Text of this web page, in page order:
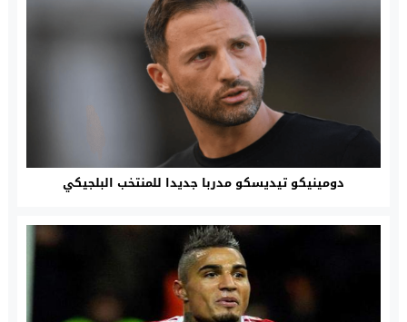
دومينيكو تيديسكو مدربا جديدا للمنتخب البلجيكي